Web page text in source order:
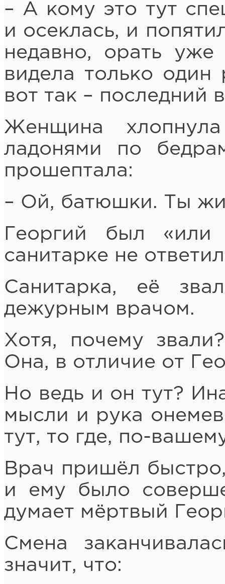
– А кому это тут
и осеклась, и
недавно, орать уже
видела только один
вот так – последний
Женщина
ладонями по
прошептала:
– Ой, батюшки. Ты
Георгий был
санитарке не
Санитарка, её
дежурным врачом.
Хотя, почему
Она, в отличие от
Но ведь и он тут?
мысли и рука
тут, то где, по-
Врач пришёл
и ему было
думает мёртвый
Смена
значит, что: